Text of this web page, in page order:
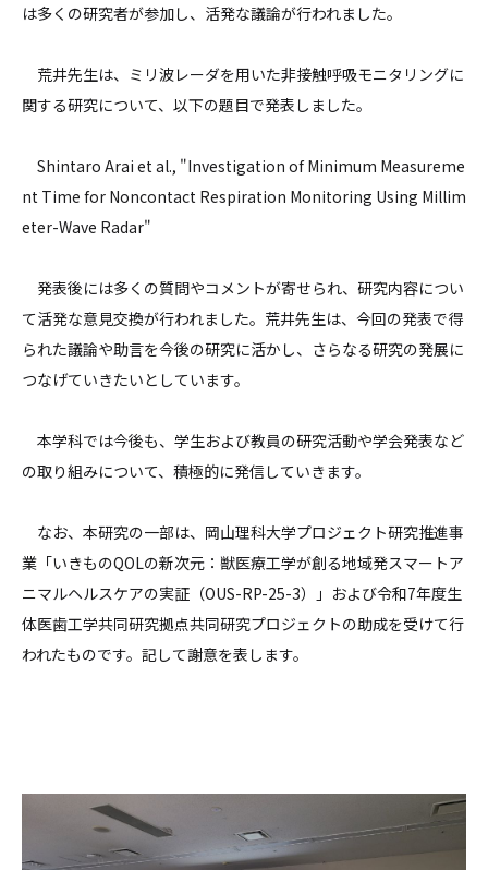
は多くの研究者が参加し、活発な議論が行われました。
荒井先生は、ミリ波レーダを用いた非接触呼吸モニタリングに
関する研究について、以下の題目で発表しました。
Shintaro Arai et al., "Investigation of Minimum Measureme
nt Time for Noncontact Respiration Monitoring Using Millim
eter-Wave Radar"
発表後には多くの質問やコメントが寄せられ、研究内容につい
て活発な意見交換が行われました。荒井先生は、今回の発表で得
られた議論や助言を今後の研究に活かし、さらなる研究の発展に
つなげていきたいとしています。
本学科では今後も、学生および教員の研究活動や学会発表など
の取り組みについて、積極的に発信していきます。
なお、本研究の一部は、岡山理科大学プロジェクト研究推進事
業「いきものQOLの新次元：獣医療工学が創る地域発スマートア
ニマルヘルスケアの実証（OUS-RP-25-3）」および令和7年度生
体医歯工学共同研究拠点共同研究プロジェクトの助成を受けて行
われたものです。記して謝意を表します。